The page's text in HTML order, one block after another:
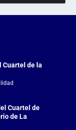
Cuartel de la
Cuartel de
de La